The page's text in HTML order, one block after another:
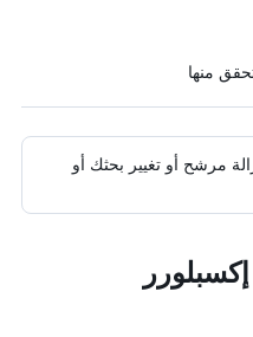
مرشح أو تغيير بحثك أو